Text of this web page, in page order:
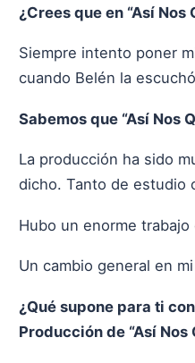
¿Crees que en “Así
Siempre intento poner
cuando Belén la
Sabemos que “Así Nos
La producción ha sido
dicho. Tanto de estudio
Hubo un enorme
Un cambio general en
¿Qué supone para ti
Producción de “Así Nos